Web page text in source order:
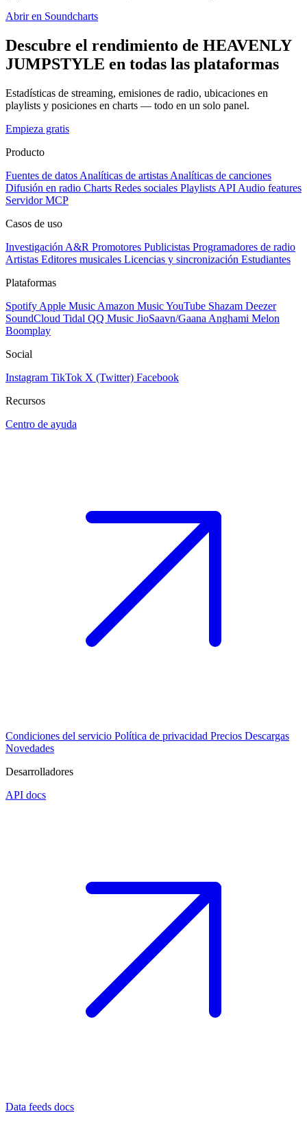
Abrir en Soundcharts
Descubre el rendimiento de HEAVENLY
JUMPSTYLE en todas las plataformas
Estadísticas de streaming, emisiones de radio, ubicaciones en
playlists y posiciones en charts — todo en un solo panel.
Empieza gratis
Producto
Fuentes de datos Analíticas de artistas Analíticas de canciones
Difusión en radio Charts Redes sociales Playlists API Audio features
Servidor MCP
Casos de uso
Investigación A&R Promotores Publicistas Programadores de radio
Artistas Editores musicales Licencias y sincronización Estudiantes
Plataformas
Spotify Apple Music Amazon MusicYouTube Shazam Deezer
SoundCloud Tidal QQ Music JioSaavn/Gaana Anghami Melon
Boomplay
Social
Instagram TikTok X (Twitter) Facebook
Recursos
Centro de ayuda
Condiciones del servicio Política de privacidad Precios Descargas
Novedades
Desarrolladores
API docs
Data feeds docs